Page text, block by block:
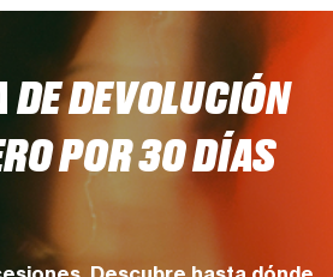
DE DEVOLUCIÓN
POR 30 DÍAS